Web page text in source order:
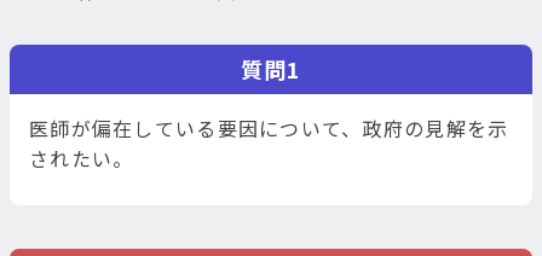
質問1
医師が偏在している要因について、政府の見解を示
されたい。